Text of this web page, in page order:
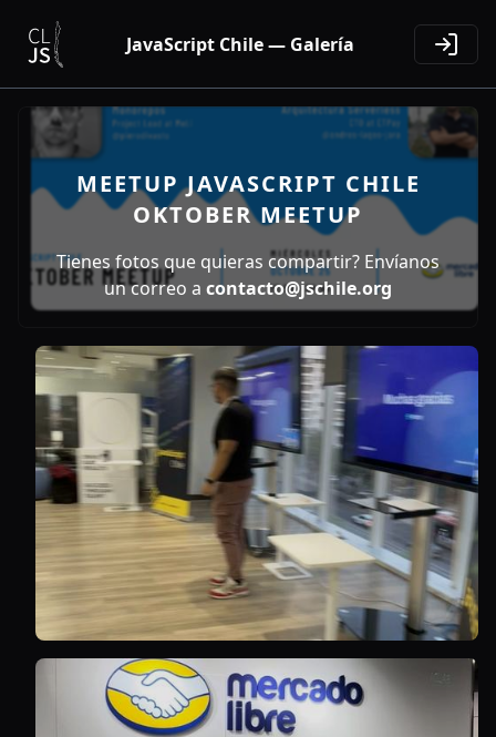
JavaScript Chile — Galería
MEETUP JAVASCRIPT CHILE
OKTOBER MEETUP
Tienes fotos que quieras compartir? Envíanos
un correo a contacto@jschile.org